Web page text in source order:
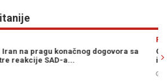
Procurio sadržaj konačnog
a...